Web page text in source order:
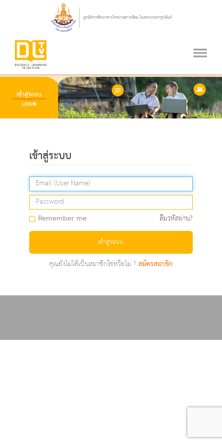
เข้าสู่ระบบ
Remember me ลืมรหัสผ่าน?
เข้าสู่ระบบ
คุณยังไม่ได้เป็นสมาชิกใช่หรือไม่ ?สมัครสมาชิก